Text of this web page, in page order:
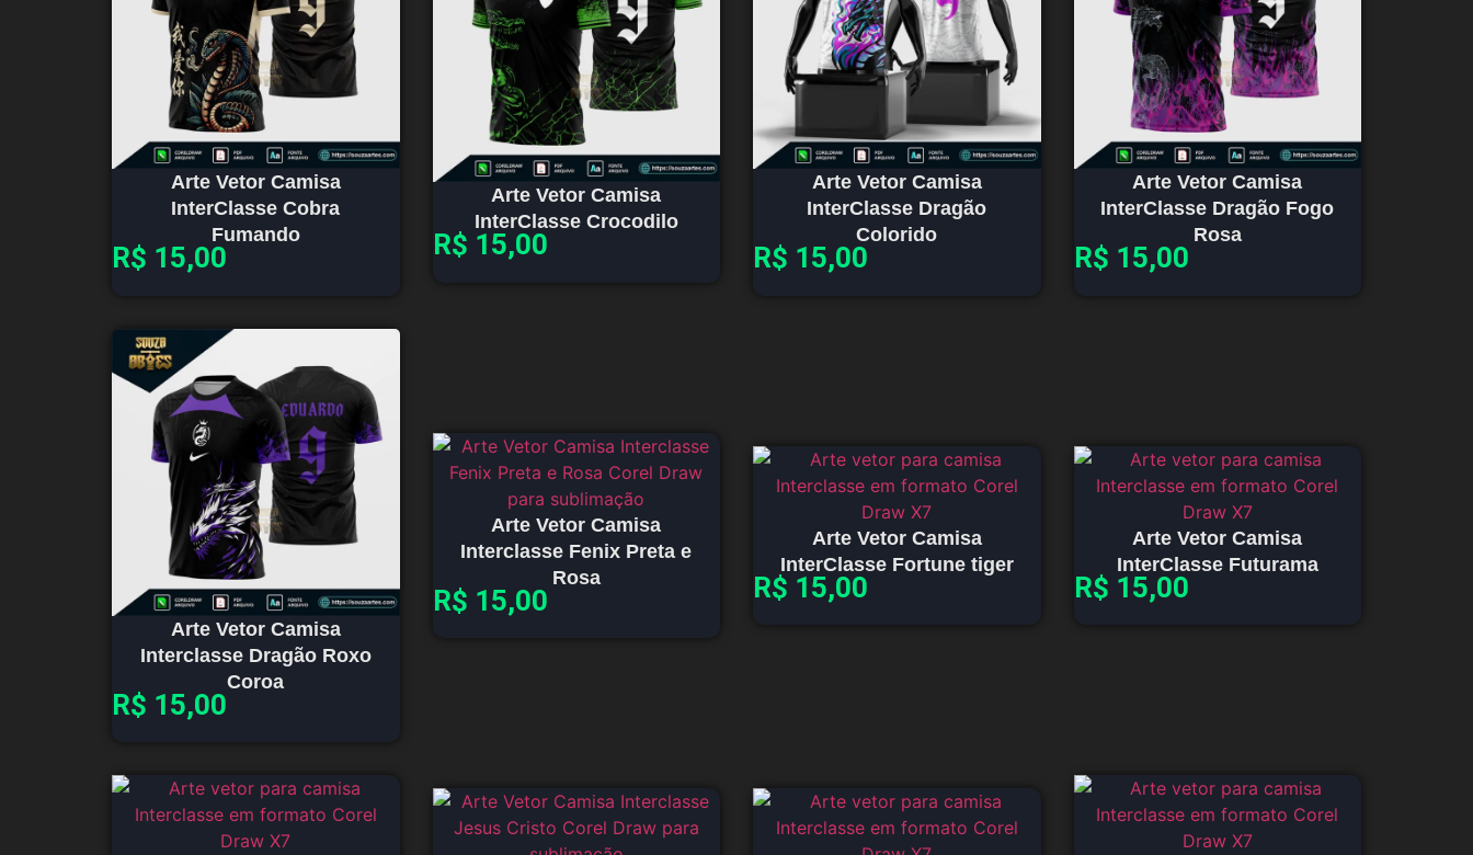
Arte Vetor Camisa
InterClasse Cobra
Fumando
R$ 15,00
Arte Vetor Camisa
InterClasse Crocodilo
R$ 15,00
Arte Vetor Camisa
InterClasse Dragão
Colorido
R$ 15,00
Arte Vetor Camisa
InterClasse Dragão Fogo
Rosa
R$ 15,00
Arte Vetor Camisa
Interclasse Dragão Roxo
Coroa
R$ 15,00
Arte Vetor Camisa
Interclasse Fenix Preta e
Rosa
R$ 15,00
Arte Vetor Camisa
InterClasse Fortune tiger
R$ 15,00
Arte Vetor Camisa
InterClasse Futurama
R$ 15,00